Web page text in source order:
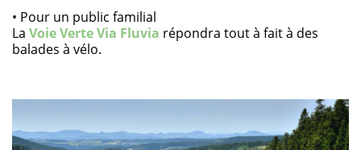
• Pour un public familial
La Voie Verte Via Fluvia répondra tout à fait à des
balades à vélo.